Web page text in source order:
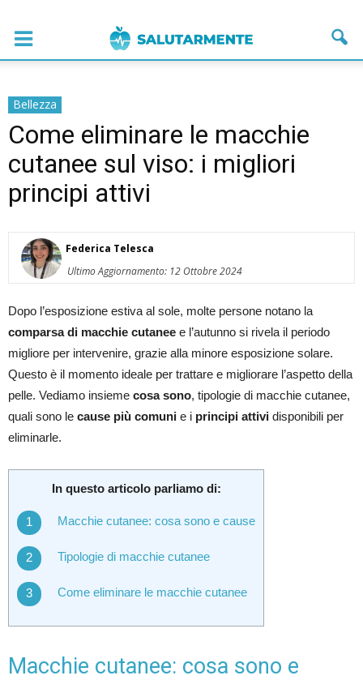
Bellezza
Come eliminare le macchie
cutanee sul viso: i migliori
principi attivi
Federica Telesca
Ultimo Aggiornamento: 12 Ottobre 2024
Dopo l’esposizione estiva al sole, molte persone notano la
comparsa di macchie cutanee e l’autunno si rivela il periodo
migliore per intervenire, grazie alla minore esposizione solare.
Questo è il momento ideale per trattare e migliorare l’aspetto della
pelle. Vediamo insieme cosa sono, tipologie di macchie cutanee,
quali sono le cause più comuni e i principi attivi disponibili per
eliminarle.
In questo articolo parliamo di:
Macchie cutanee: cosa sono e cause
Tipologie di macchie cutanee
Come eliminare le macchie cutanee
Macchie cutanee: cosa sono e